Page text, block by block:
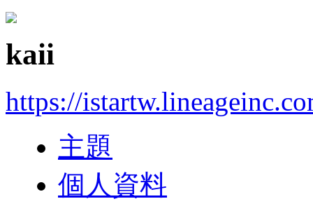
kaii
https://
主題
個人資料